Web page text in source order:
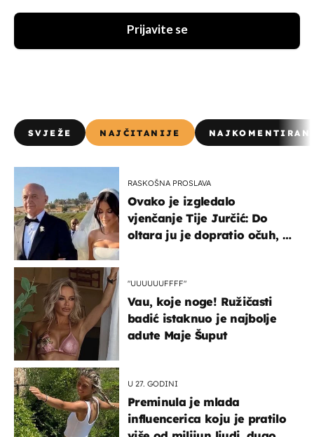
Prijavite se
SVJEŽE NAJČITANIJE
RASKOŠNA PROSLAVA
Ovako je izgledalo
vjenčanje Tije Jurčić: Do
oltara ju je dopratio očuh, a
"UUUUUUFFFF"
Vau, koje noge! Ružičasti
badić istaknuo je najbolje
adute Maje Šuput
U 27. GODINI
Preminula je mlada
influencerica koju je pratilo